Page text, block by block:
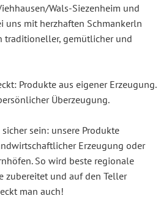
Wals-Siezenheim und
uns mit herzhaften Schmankerln
traditioneller, gemütlicher und
Produkte aus eigener Erzeugung.
Überzeugung.
sein: unsere Produkte
Erzeugung oder
So wird beste regionale
zubereitet und auf den Teller
man auch!